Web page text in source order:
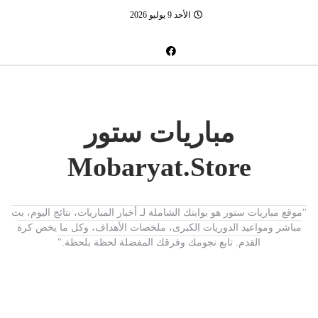
الأحد 9 يوليو 2026
مباريات ستور
Mobaryat.Store
"موقع مباريات ستور هو بوابتك الشاملة لـ أخبار المباريات، نتائج اليوم، بث
مباشر ومواعيد الدوريات الكبرى، ملخصات الأهداف، وكل ما يخص كرة
القدم. تابع نجومك وفرقك المفضلة لحظة بلحظة."